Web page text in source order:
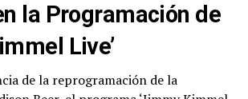
la Programación de
Live’
de la reprogramación de la